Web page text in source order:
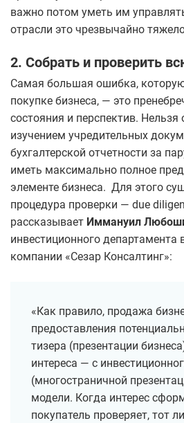
важно потом уметь им
отрасли это чрезвычайно
2. Собрать и проверить
Самая большая ошибка,
покупке бизнеса, — это
состояния и перспектив. Нельзя
изучением учредительных
бухгалтерской отчетности за
иметь максимально полное
элементе бизнеса. Для этого
процедура проверки — due
рассказывает Иммануил
инвестиционного департамента
компании «Сезар Консалтинг»:
«Как правило, продажа
предоставления
тизера (презентации
интереса — с
(многостраничной
модели. Когда интерес
покупатель проверяет, тот